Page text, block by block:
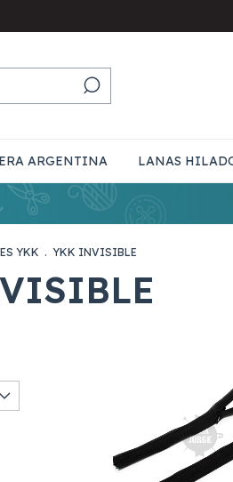
ARGENTINA LANAS
YKK . YKK INVISIBLE